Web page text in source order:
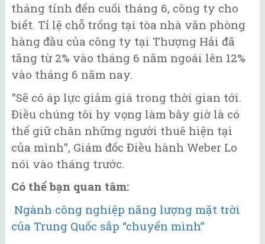
tháng tính đến cuối tháng 6, công ty cho
biết. Tỉ lệ chỗ trống tại tòa nhà văn phòng
hàng đầu của công ty tại Thượng Hải đã
tăng từ 2% vào tháng 6 năm ngoái lên 12%
vào tháng 6 năm nay.
"Sẽ có áp lực giảm giá trong thời gian tới.
Điều chúng tôi hy vọng làm bây giờ là có
thể giữ chân những người thuê hiện tại
của mình", Giám đốc Điều hành Weber Lo
nói vào tháng trước.
Có thể bạn quan tâm:
Ngành công nghiệp năng lượng mặt trời
của Trung Quốc sắp “chuyển mình”